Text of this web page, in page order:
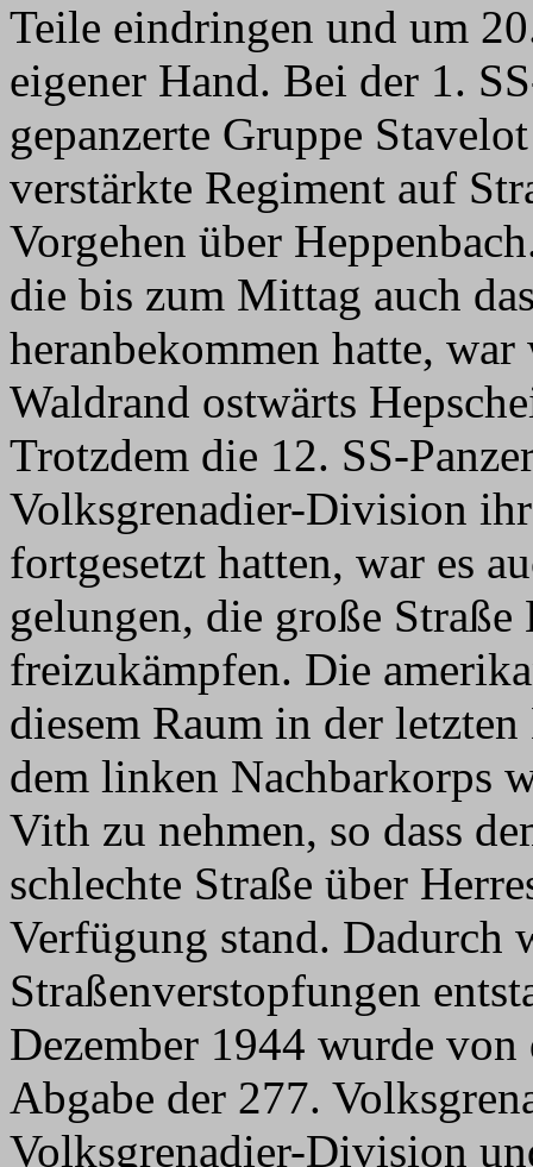
Teile eindringen und um
eigener Hand. Bei der 1.
gepanzerte Gruppe
verstärkte Regiment auf
Vorgehen über
die bis zum Mittag auch
heranbekommen hatte,
Waldrand ostwärts
Trotzdem die 12. SS-
Volksgrenadier-Division
fortgesetzt hatten, war es
gelungen, die große
freizukämpfen. Die
diesem Raum in der
dem linken Nachbarkorps
Vith zu nehmen, so dass
schlechte Straße über
Verfügung stand. Dadurch
Straßenverstopfungen
Dezember 1944 wurde von
Abgabe der 277.
Volksgrenadier-Division